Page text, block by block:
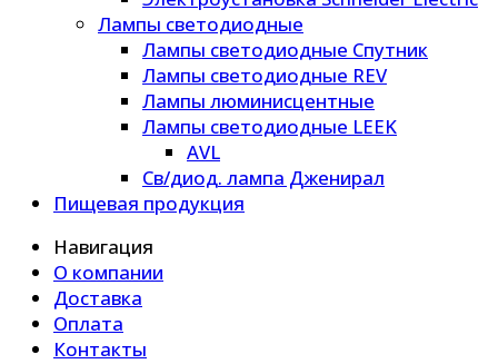
Лампы светодиодные
Лампы светодиодные Спутник
Лампы светодиодные REV
Лампы люминисцентные
Лампы светодиодные LEEK
AVL
Св/диод. лампа Дженирал
Пищевая продукция
Навигация
О компании
Доставка
Оплата
Контакты